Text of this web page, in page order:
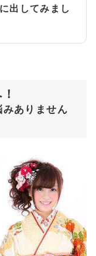
出してみまし
ありません